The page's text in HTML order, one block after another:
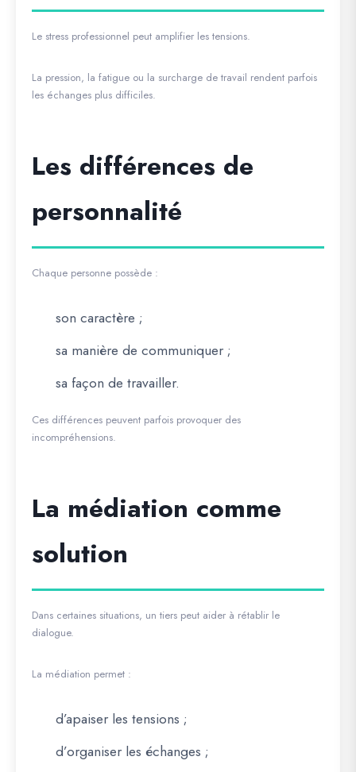
Le stress professionnel peut amplifier les tensions.
La pression, la fatigue ou la surcharge de travail rendent parfois
les échanges plus difficiles.
Les différences de
personnalité
Chaque personne possède :
son caractère ;
sa manière de communiquer ;
sa façon de travailler.
Ces différences peuvent parfois provoquer des
incompréhensions.
La médiation comme
solution
Dans certaines situations, un tiers peut aider à rétablir le
dialogue.
La médiation permet :
d’apaiser les tensions ;
d’organiser les échanges ;